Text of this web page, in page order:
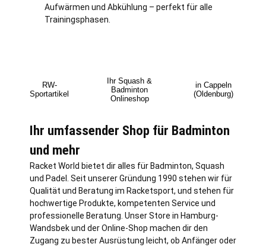
Aufwärmen und Abkühlung – perfekt für alle
Trainingsphasen.
RW-
Sportartikel
Ihr Squash &
Badminton
Onlineshop
in Cappeln
(Oldenburg)
Ihr umfassender Shop für Badminton
und mehr
Racket World bietet dir alles für Badminton, Squash
und Padel. Seit unserer Gründung 1990 stehen wir für
Qualität und Beratung im Racketsport, und stehen für
hochwertige Produkte, kompetenten Service und
professionelle Beratung. Unser Store in Hamburg-
Wandsbek und der Online-Shop machen dir den
Zugang zu bester Ausrüstung leicht, ob Anfänger oder